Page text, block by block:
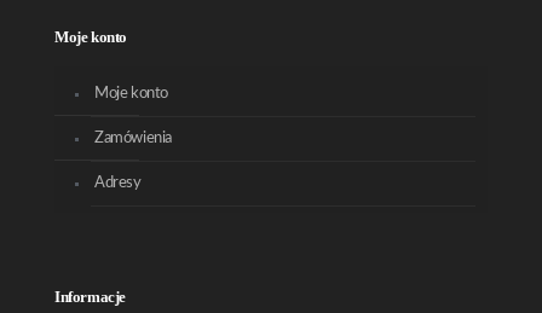
Moje konto
Moje konto
Zamówienia
Adresy
Informacje